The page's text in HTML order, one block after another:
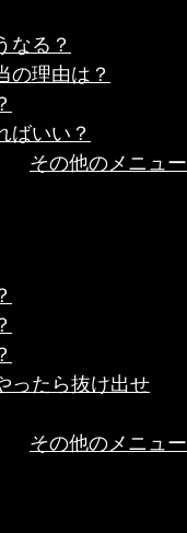
なる？
の理由は？
ばいい？
その他のメニュー
ったら抜け出せ
その他のメニュー